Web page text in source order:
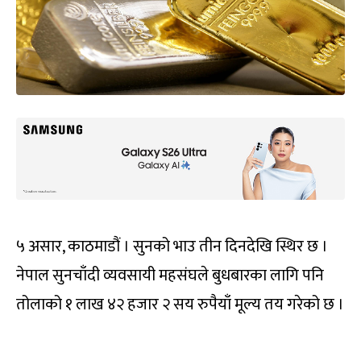
५ असार, काठमाडौं । सुनको भाउ तीन दिनदेखि स्थिर छ ।
नेपाल सुनचाँदी व्यवसायी महसंघले बुधबारका लागि पनि
तोलाको १ लाख ४२ हजार २ सय रुपैयाँ मूल्य तय गरेको छ ।